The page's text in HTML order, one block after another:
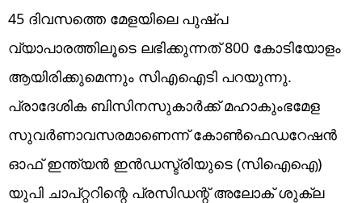
45 ദിവസത്തെ മേളയിലെ പുഷ്പ
വ്യാപാരത്തിലൂടെ ലഭിക്കുന്നത് 800 കോടിയോളം
ആയിരിക്കുമെന്നും സിഎഐടി പറയുന്നു.
പ്രാദേശിക ബിസിനസുകാര്‍ക്ക് മഹാകുംഭമേള
സുവര്‍ണാവസരമാണെന്ന്‌ കോൺഫെഡറേഷൻ
ഓഫ് ഇന്ത്യൻ ഇൻഡസ്ട്രിയുടെ (സിഐഐ)
യുപി ചാപ്റ്ററിന്റെ പ്രസിഡന്റ് അലോക് ശുക്ല